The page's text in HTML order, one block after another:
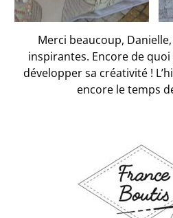
Merci beaucoup,
inspirantes. Encore de
développer sa créativité !
encore le temps